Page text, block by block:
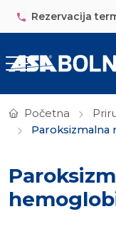
Rezervacija
Početna
Paroksizmalna